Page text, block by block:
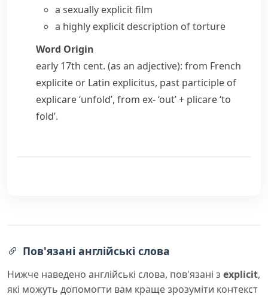
a sexually explicit film
a highly explicit description of torture
Word Origin
early 17th cent. (as an adjective): from French
explicite or Latin explicitus, past participle of
explicare‘unfold’, from ex-‘out’ + plicare‘to
fold’.
Пов'язані англійські слова
Нижче наведено англійські слова, пов'язані з explicit,
які можуть допомогти вам краще зрозуміти контекст